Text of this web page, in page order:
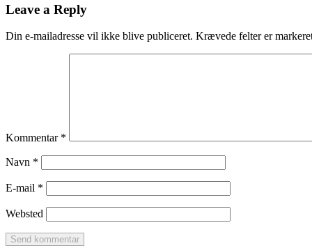
Leave a Reply
Din e-mailadresse vil ikke blive publiceret. Krævede felter er
Kommentar *
Navn *
E-mail *
Websted